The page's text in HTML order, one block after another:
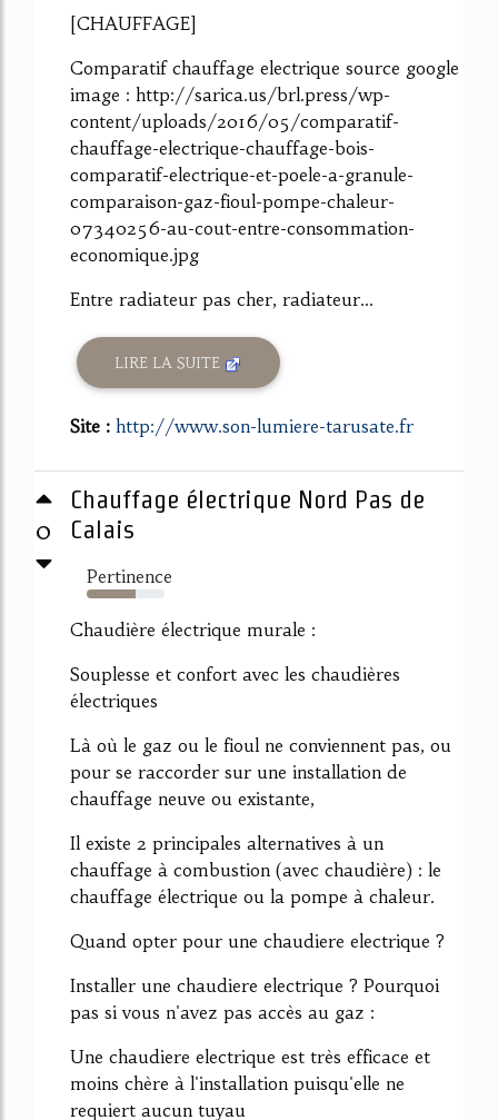
[CHAUFFAGE]
Comparatif chauffage electrique source google
image : http://sarica.us/brl.press/wp-
content/uploads/2016/05/comparatif-
chauffage-electrique-chauffage-bois-
comparatif-electrique-et-poele-a-granule-
comparaison-gaz-fioul-pompe-chaleur-
07340256-au-cout-entre-consommation-
economique.jpg
Entre radiateur pas cher, radiateur...
LIRE LA SUITE
Site : http://www.son-lumiere-tarusate.fr
0
Chauffage électrique Nord Pas de
Calais
Pertinence
63%
Chaudière électrique murale :
Souplesse et confort avec les chaudières
électriques
Là où le gaz ou le fioul ne conviennent pas, ou
pour se raccorder sur une installation de
chauffage neuve ou existante,
Il existe 2 principales alternatives à un
chauffage à combustion (avec chaudière) : le
chauffage électrique ou la pompe à chaleur.
Quand opter pour une chaudiere electrique ?
Installer une chaudiere electrique ? Pourquoi
pas si vous n'avez pas accès au gaz :
Une chaudiere electrique est très efficace et
moins chère à l'installation puisqu'elle ne
requiert aucun tuyau